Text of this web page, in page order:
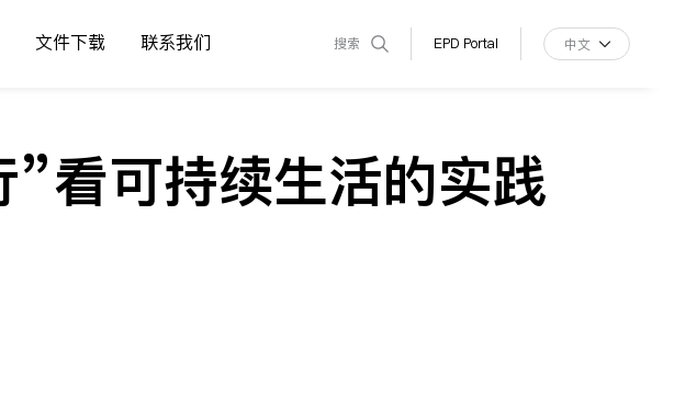
文件下载 联系我们 搜索 EPD Portal 中文
看可持续生活的实践